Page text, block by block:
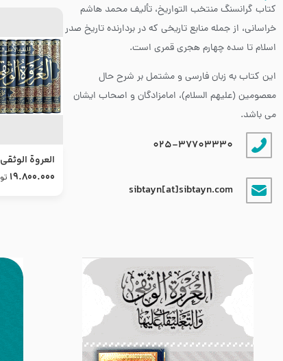
کتاب گرانسنگ منتخب التواريخ، تألیف محمد هاشم
خراسانی، از جمله منابع تاریخی که در بردارنده تاریخ صدر
اسلام تا سده چهارم هجری قمری است.
این کتاب به زبان فارسی و مشتمل بر شرح حال
معصومین (علیهم السلام)، امامزادگان و اصحاب ایشان
می باشد.
025-37703330
sibtayn[at]sibtayn.com
العروة
طرح جدید
19.800.000